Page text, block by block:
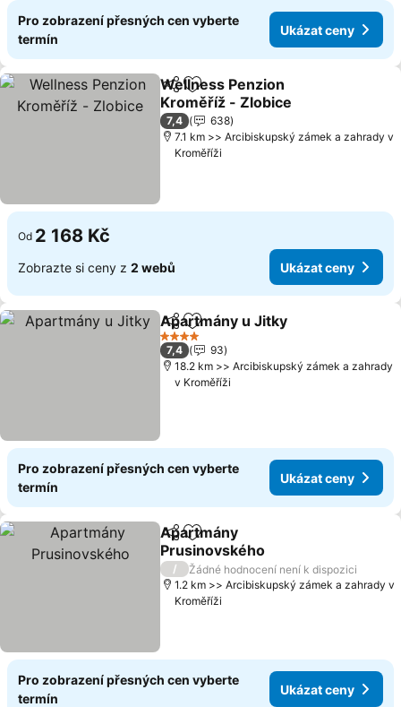
Pro zobrazení přesných cen vyberte
termín
Ukázat ceny
SdíletPřidat na seznam oblíbených
Wellness Penzion
Kroměříž - Zlobice
Ukázat ceny
7,4
638
7.1 km >> Arcibiskupský zámek a zahrady v
Kroměříži
Od 2 168 Kč
Zobrazte si ceny z 2 webů Ukázat ceny
SdíletPřidat na seznam oblíbených
Apartmány u Jitky
4 Počet hvězdiček
7,4
93
18.2 km >> Arcibiskupský zámek a zahrady
v Kroměříži
Pro zobrazení přesných cen vyberte
termín
Ukázat ceny
SdíletPřidat na seznam oblíbených
Apartmány
Prusinovského
Ukázat ceny
/
Žádné hodnocení není k dispozici
1.2 km >> Arcibiskupský zámek a zahrady v
Kroměříži
Pro zobrazení přesných cen vyberte
termín
Ukázat ceny